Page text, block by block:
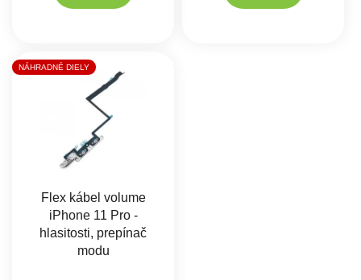
NÁHRADNÉ DIELY
Flex kábel volume
iPhone 11 Pro -
hlasitosti, prepínač
modu